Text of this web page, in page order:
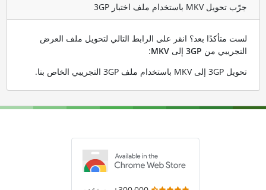
جرّب تحويل MKV باستخدام ملف اختبار 3GP
لست متأكدًا بعد؟ انقر على الرابط التالي لتحويل ملف العرض
التجريبي من 3GPإلى MKV
:
تحويل 3GP إلى MKV باستخدام ملف 3GP التجريبي الخاص بنا
.